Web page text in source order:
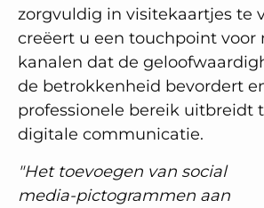
zorgvuldig in visitekaartjes te
creëert u een touchpoint voor
kanalen dat de
de betrokkenheid bevordert
professionele bereik uitbreidt
digitale communicatie.
"Het toevoegen van social
media-pictogrammen aan